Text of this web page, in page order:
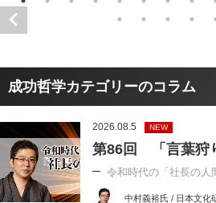
成功哲学カテゴリーのコラム
2026.08.5 NEW
第86回 「言葉狩
令和時代の「社長の人
中村義裕氏 / 日本文化